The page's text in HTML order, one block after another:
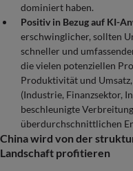
dominiert haben.
Positiv in Bezug auf KI-
erschwinglicher, sollten
schneller und
die vielen potenziellen
Produktivität und
(Industrie, Finanzsektor,
beschleunigte
überdurchschnittlichen
China wird von der
Landschaft profitieren